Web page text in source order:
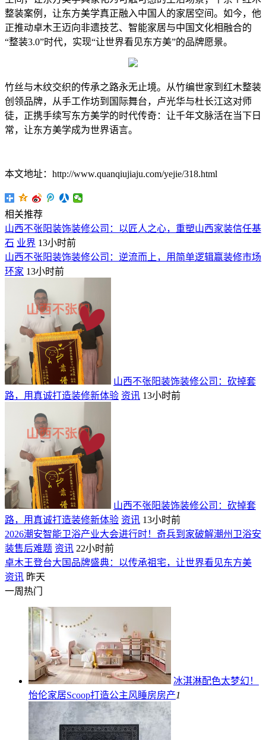
整装案例，让东方美学真正融入中国人的家居空间。如今，他
正推动卓木王迈向非遗技艺、智能家居与中国文化相融合的
“整装3.0”时代，实现“让世界看见东方美”的品牌愿景。
竹丝与木纹交织的传承之路永无止境。从竹编世家到红木整装
创领品牌，从手工作坊到国际舞台，卢光华与杜长江这对师
徒，正携手续写东方美学的时代传奇：让千年文脉活在当下日
常，让东方美学成为世界语言。
本文地址：http://www.quanqiujiaju.com/yejie/318.html
相关推荐
山西不张阳装饰装修公司：以匠人之心，重塑山西家装信任基
石 业界 13小时前
山西不张阳装饰装修公司：逆流而上，用简单逻辑赢装修市场
环家 13小时前
山西不张阳装饰装修公司：砍掉套
路，用真诚打造装修新体验 资讯 13小时前
山西不张阳装饰装修公司：砍掉套
路，用真诚打造装修新体验 资讯 13小时前
2026潮安智能卫浴产业大会进行时！奇兵到家破解潮州卫浴安
装售后难题 资讯 22小时前
卓木王登台大国品牌盛典：以传承祖宅，让世界看见东方美
资讯 昨天
一周热门
冰淇淋配色太梦幻！
怡伦家居Scoop打造公主风睡房房产1